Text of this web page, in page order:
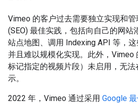
Vimeo 的客户过去需要独立实现和
(SEO) 最佳实践，包括向自己的网站
站点地图、调用 Indexing API 等，这
并且难以规模化实现。此外，Vimeo
标记指定的视频片段）未启用，无法
示。
2022 年，Vimeo 通过采用 Google